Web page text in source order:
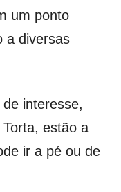
um ponto
a diversas
interesse,
estão a
ir a pé ou de